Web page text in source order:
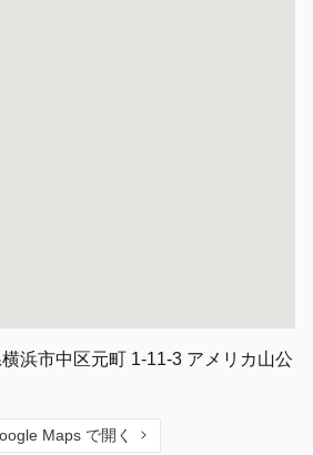
浜市中区元町 1-11-3 アメリカ山公
Maps で開く